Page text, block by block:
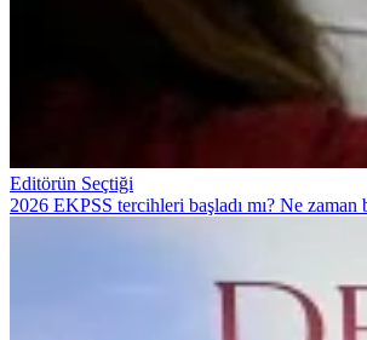
Editörün Seçtiği
2026 EKPSS tercihleri başladı mı? Ne zaman